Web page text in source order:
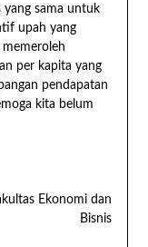
yang sama untuk
upah yang
per kapita yang
pendapatan
kita belum
Ekonomi dan
Bisnis